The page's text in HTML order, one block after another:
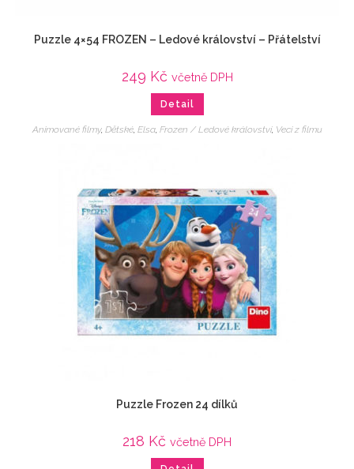
Puzzle 4×54 FROZEN – Ledové království – Přátelství
249 Kč včetně DPH
Detail
Animované filmy, Dětské, Elsa, Frozen / Ledové království, Veci z filmu
Puzzle Frozen 24 dílků
218 Kč včetně DPH